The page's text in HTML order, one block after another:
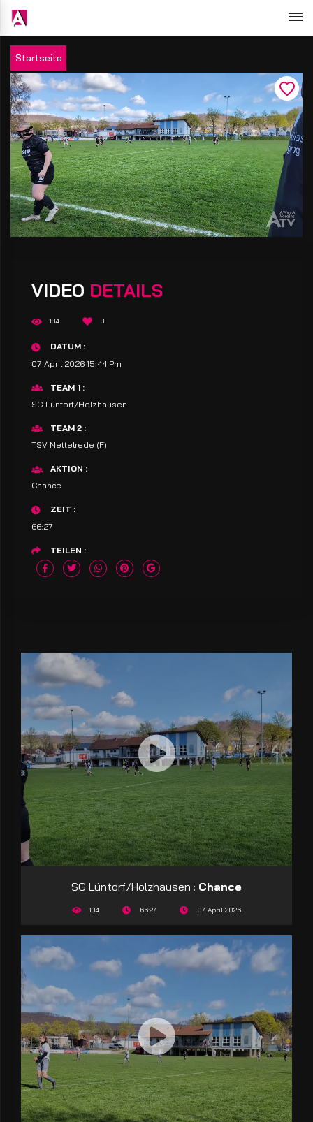
Startseite
VIDEO DETAILS
134 0
DATUM
07 April 2026 15:44 Pm
TEAM 1
SG Lüntorf/Holzhausen
TEAM 2
TSV Nettelrede (F)
AKTION
Chance
ZEIT
66:27
TEILEN
SG Lüntorf/Holzhausen : Chance
134 66:27 07 April 2026